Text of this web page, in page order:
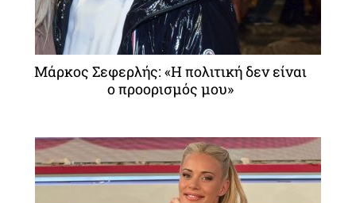
Μάρκος Σεφερλής: «Η πολιτική δεν είναι
ο προορισμός μου»